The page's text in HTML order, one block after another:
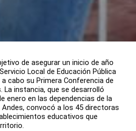
de asegurar un inicio de año
Local de Educación Pública
cabo su Primera Conferencia de
La instancia, que se desarrolló
enero en las dependencias de la
Andes, convocó a los 45 directoras
educativos que